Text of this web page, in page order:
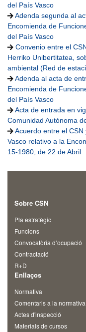
del País Vasco
Adenda segunda al
Encomienda de
del País Vasco
Convenio entre el
Herriko Unibertitatea,
ambiental (Red de
Adenda al acta de
Encomienda de
del País Vasco
Acta de entrada en
Comunidad Autónoma
Acuerdo entre el
Vasco relativo a la
15-1980, de 22 de Abril
Sobre CSN
Pla estratègic
Funcions
Convocatòria d’ocupació
Contractació
R+D
Enllaços
Normativa
Comentaris a la normativa
Actes d'inspecció
Materials de cursos